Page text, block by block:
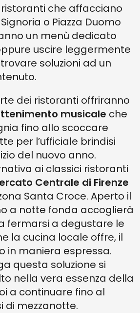
che affacciano
o Piazza Duomo
un menù dedicato
uscire leggermente
soluzioni ad un
dei ristoranti offriranno
musicale che
fino allo scoccare
per l’ufficiale brindisi
del nuovo anno.
ai classici ristoranti
Centrale di Firenze
Santa Croce. Aperto il
a notte fonda accoglierà
fermarsi a degustare le
la cucina locale offre, il
in maniera espressa.
questa soluzione si
nella vera essenza della
a continuare fino al
di mezzanotte.